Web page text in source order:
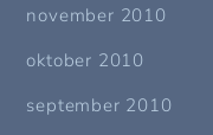
november 2010
oktober 2010
september 2010